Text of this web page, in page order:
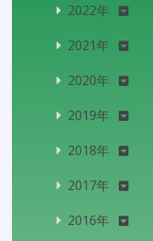
2022年
2021年
2020年
2019年
2018年
2017年
2016年